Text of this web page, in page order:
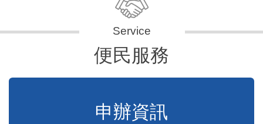
便民服務
申辦資訊